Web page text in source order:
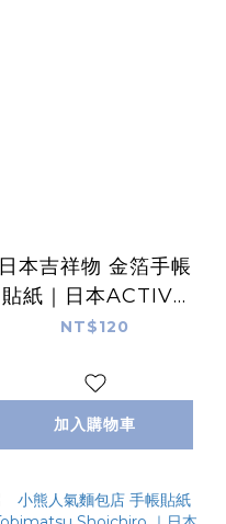
日本吉祥物 金箔手帳
貼紙｜日本ACTIVE
CORPORATION
NT$120
加入購物車